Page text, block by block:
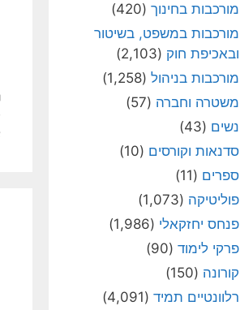
מורכבות בחינוך (420)
מורכבות במשפט, בשיטור
ובאכיפת חוק (2,103)
מורכבות בניהול (1,258)
משטרה וחברה (57)
נשים (43)
סדנאות וקורסים (10)
ספרים (11)
פוליטיקה (1,073)
פנחס יחזקאלי (1,986)
פרקי לימוד (90)
קורונה (150)
רלוונטיים תמיד (4,091)